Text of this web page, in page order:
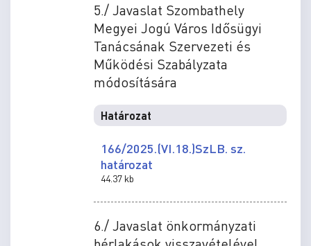
5./ Javaslat Szombathely
Megyei Jogú Város Idősügyi
Tanácsának Szervezeti és
Működési Szabályzata
módosítására
Határozat
166/2025.(VI.18.)SzLB. sz.
határozat
44.37 kb
6./ Javaslat önkormányzati